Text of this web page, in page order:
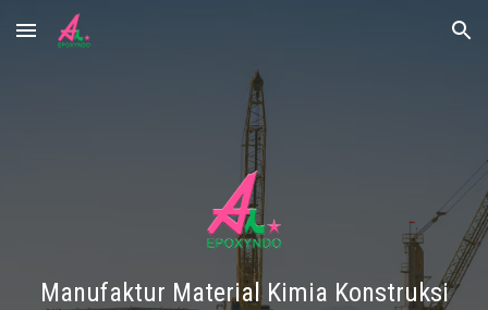
Skip to main content Skip to navigation
Manufaktur Material Kimia Konstruksi